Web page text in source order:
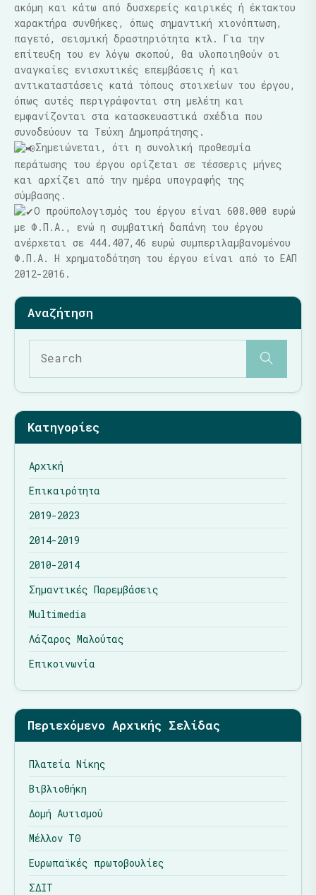
ακόμη και κάτω από δυσχερείς καιρικές ή έκτακτου
χαρακτήρα συνθήκες, όπως σημαντική χιονόπτωση,
παγετό, σεισμική δραστηριότητα κτλ. Για την
επίτευξη του εν λόγω σκοπού, θα υλοποιηθούν οι
αναγκαίες ενισχυτικές επεμβάσεις ή και
αντικαταστάσεις κατά τόπους στοιχείων του έργου,
όπως αυτές περιγράφονται στη μελέτη και
εμφανίζονται στα κατασκευαστικά σχέδια που
συνοδεύουν τα Τεύχη Δημοπράτησης.
Σημειώνεται, ότι η συνολική προθεσμία
περάτωσης του έργου ορίζεται σε τέσσερις μήνες
και αρχίζει από την ημέρα υπογραφής της
σύμβασης.
Ο προϋπολογισμός του έργου είναι 608.000 ευρώ
με Φ.Π.Α., ενώ η συμβατική δαπάνη του έργου
ανέρχεται σε 444.407,46 ευρώ συμπεριλαμβανομένου
Φ.Π.Α. Η χρηματοδότηση του έργου είναι από το ΕΑΠ
2012-2016.
Κατηγορίες
Αρχική
Επικαιρότητα
2019-2023
2014-2019
2010-2014
Σημαντικές Παρεμβάσεις
Multimedia
Λάζαρος Μαλούτας
Επικοινωνία
Περιεχόμενο Αρχικής Σελίδας
Πλατεία Νίκης
Βιβλιοθήκη
Δομή Αυτισμού
Μέλλον ΤΘ
Ευρωπαϊκές πρωτοβουλίες
ΣΔΙΤ